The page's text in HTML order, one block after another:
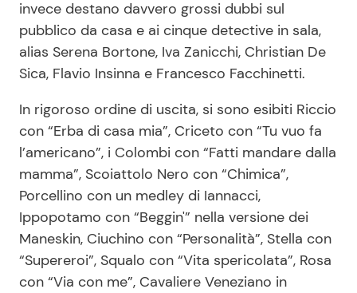
invece destano davvero grossi dubbi sul
pubblico da casa e ai cinque detective in sala,
alias Serena Bortone, Iva Zanicchi, Christian De
Sica, Flavio Insinna e Francesco Facchinetti.
In rigoroso ordine di uscita, si sono esibiti Riccio
con “Erba di casa mia”, Criceto con “Tu vuo fa
l’americano”, i Colombi con “Fatti mandare dalla
mamma”, Scoiattolo Nero con “Chimica”,
Porcellino con un medley di Iannacci,
Ippopotamo con “Beggin'” nella versione dei
Maneskin, Ciuchino con “Personalità”, Stella con
“Supereroi”, Squalo con “Vita spericolata”, Rosa
con “Via con me”, Cavaliere Veneziano in